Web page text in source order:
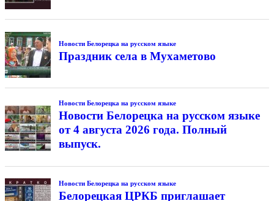
Новости Белорецка на русском языке
Праздник села в Мухаметово
Новости Белорецка на русском языке
Новости Белорецка на русском языке
от 4 августа 2026 года. Полный
выпуск.
Новости Белорецка на русском языке
Белорецкая ЦРКБ приглашает